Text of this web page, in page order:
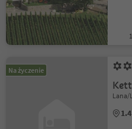
Na życzenie
Lana/